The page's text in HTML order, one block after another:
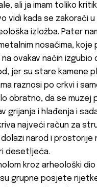
ali ja imam toliko
vidi kada se zakorači
izložba. Pater
nosačima,
ovakav način
jer su stare kamene
raznosi po crkvi i
obratno, da se muzej
grijanja i hlađenja i
najveći račun za
narod i prostorije
desetljeća.
kroz arheološki
grupne posjete